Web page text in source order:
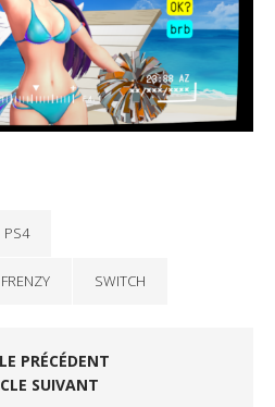
PS4
SWITCH
PRÉCÉDENT
SUIVANT